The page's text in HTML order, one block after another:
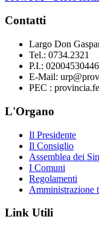
Contatti
Largo Don
Tel.: 0734.2321
P.I.:
E-Mail:
PEC :
L'Organo
Il Presidente
Il Consiglio
Assemblea dei
I Comuni
Regolamenti
Amministrazione
Link Utili